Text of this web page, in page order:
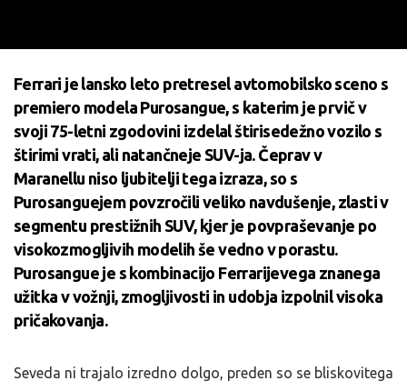
Ferrari je lansko leto pretresel avtomobilsko sceno s
premiero modela Purosangue, s katerim je prvič v
svoji 75-letni zgodovini izdelal štirisedežno vozilo s
štirimi vrati, ali natančneje SUV-ja. Čeprav v
Maranellu niso ljubitelji tega izraza, so s
Purosanguejem povzročili veliko navdušenje, zlasti v
segmentu prestižnih SUV, kjer je povpraševanje po
visokozmogljivih modelih še vedno v porastu.
Purosangue je s kombinacijo Ferrarijevega znanega
užitka v vožnji, zmogljivosti in udobja izpolnil visoka
pričakovanja.
Seveda ni trajalo izredno dolgo, preden so se bliskovitega